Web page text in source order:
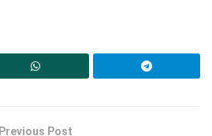
Previous Post